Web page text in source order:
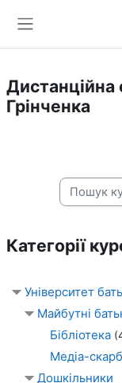
Дистанційна
Грінченка
Пошук
Категорії
Університет
Майбутні
Бібліотека
Медіа-
Дошкільники